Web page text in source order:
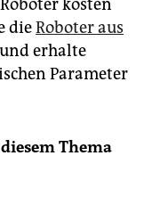
kosten
dieRoboter aus
und erhalte
Parameter
Thema